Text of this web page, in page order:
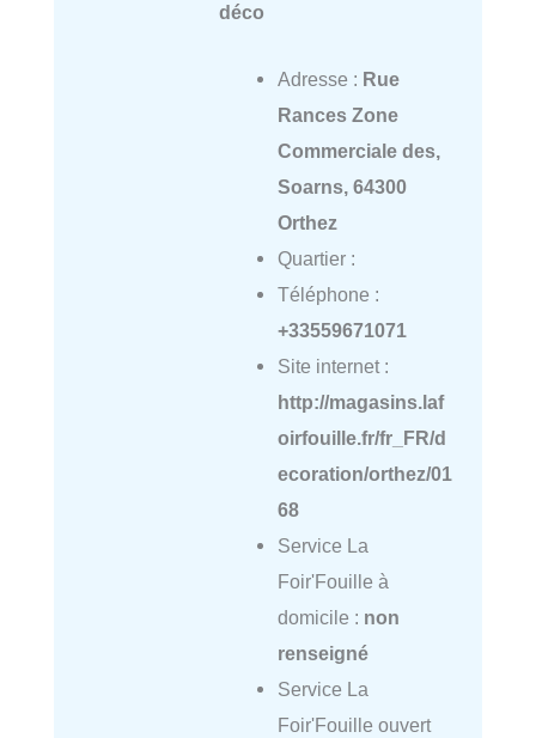
déco
Adresse : Rue
Rances Zone
Commerciale des,
Soarns, 64300
Orthez
Quartier :
Téléphone :
+33559671071
Site internet :
http://magasins.laf
oirfouille.fr/fr_FR/d
ecoration/orthez/01
68
Service La
Foir'Fouille à
domicile : non
renseigné
Service La
Foir'Fouille ouvert